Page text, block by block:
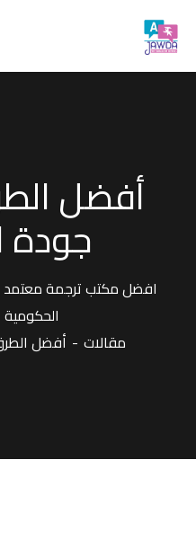
أفضل
جودة
افضل مكتب ترجمة معتمد
مقالات
أفضل